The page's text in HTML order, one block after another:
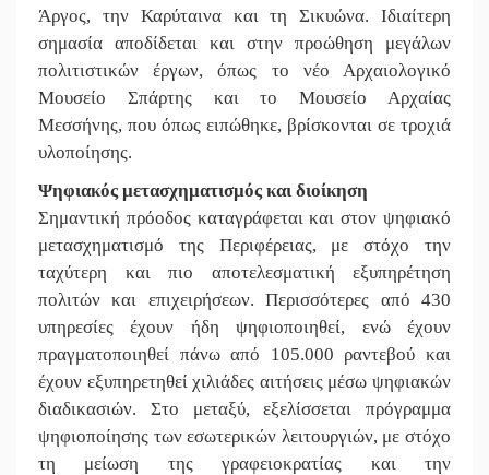
Άργος, την Καρύταινα και τη Σικυώνα. Ιδιαίτερη
σημασία αποδίδεται και στην προώθηση μεγάλων
πολιτιστικών έργων, όπως το νέο Αρχαιολογικό
Μουσείο Σπάρτης και το Μουσείο Αρχαίας
Μεσσήνης, που όπως ειπώθηκε, βρίσκονται σε τροχιά
υλοποίησης.
Ψηφιακός μετασχηματισμός και διοίκηση
Σημαντική πρόοδος καταγράφεται και στον ψηφιακό
μετασχηματισμό της Περιφέρειας, με στόχο την
ταχύτερη και πιο αποτελεσματική εξυπηρέτηση
πολιτών και επιχειρήσεων. Περισσότερες από 430
υπηρεσίες έχουν ήδη ψηφιοποιηθεί, ενώ έχουν
πραγματοποιηθεί πάνω από 105.000 ραντεβού και
έχουν εξυπηρετηθεί χιλιάδες αιτήσεις μέσω ψηφιακών
διαδικασιών. Στο μεταξύ, εξελίσσεται πρόγραμμα
ψηφιοποίησης των εσωτερικών λειτουργιών, με στόχο
τη μείωση της γραφειοκρατίας και την